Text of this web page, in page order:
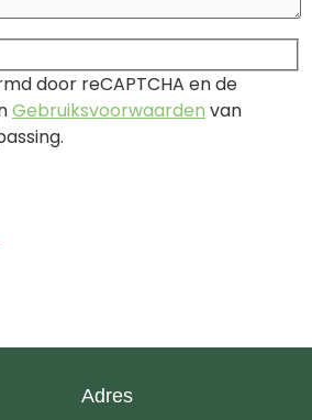
door reCAPTCHA en de
Gebruiksvoorwaarden van
Adres